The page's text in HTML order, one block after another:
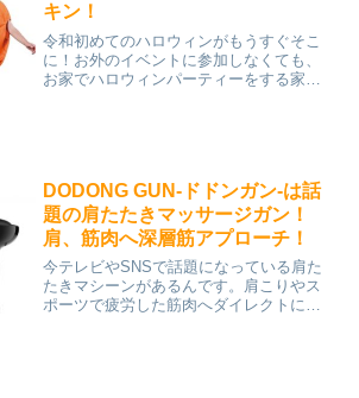
キン！
令和初めてのハロウィンがもうすぐそこ
に！お外のイベントに参加しなくても、
お家でハロウィンパーティーをする家庭
DODONG GUN-ドドンガン-は話
題の肩たたきマッサージガン！
肩、筋肉へ深層筋アプローチ！
今テレビやSNSで話題になっている肩た
たきマシーンがあるんです。肩こりやス
ポーツで疲労した筋肉へダイレクトに振